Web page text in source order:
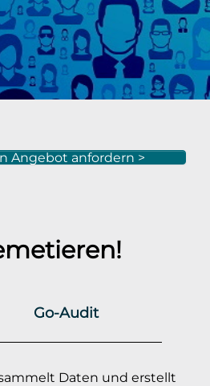
Angebot anfordern >
Go-Audit
Daten und erstellt